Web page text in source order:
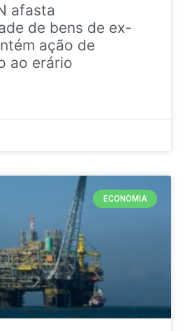
afasta
de bens de ex-
ação de
ao erário
ECONOMIA